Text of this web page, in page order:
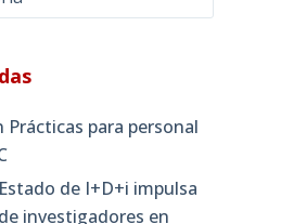
para personal
de I+D+i impulsa
investigadores en